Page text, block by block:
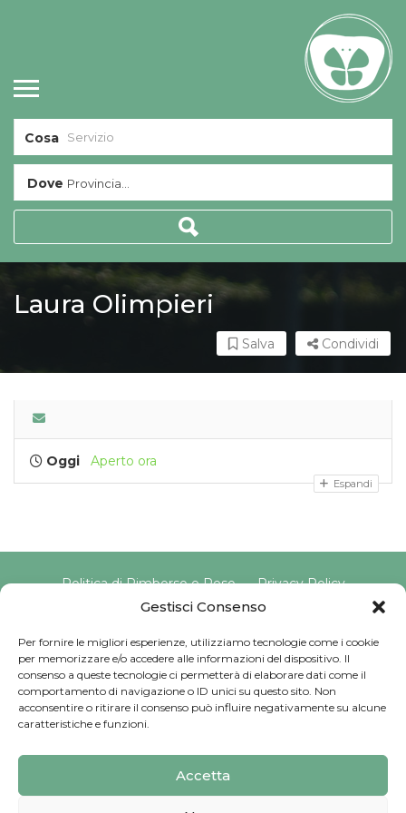
Gestisci Consenso
Per fornire le migliori esperienze, utilizziamo tecnologie come i cookie
per memorizzare e/o accedere alle informazioni del dispositivo. Il
consenso a queste tecnologie ci permetterà di elaborare dati come il
comportamento di navigazione o ID unici su questo sito. Non
acconsentire o ritirare il consenso può influire negativamente su alcune
caratteristiche e funzioni.
Accetta
Cosa
Dove Provincia...
Laura Olimpieri
Condividi
Salva
Oggi Aperto ora
Espandi
Politica di Rimborso e Reso
Privacy Policy
Cookie Policy
Copyright © 2025 Pavimento Pelvico Italia beAPPI srl |
Indirizzo: Via Cassia 1827 Int. A, 00123 Roma (RM) |
P.IVA: 16569171008 | Email PEC:
pavimentopelvicoitalia@pec.it | Codice Univoco: